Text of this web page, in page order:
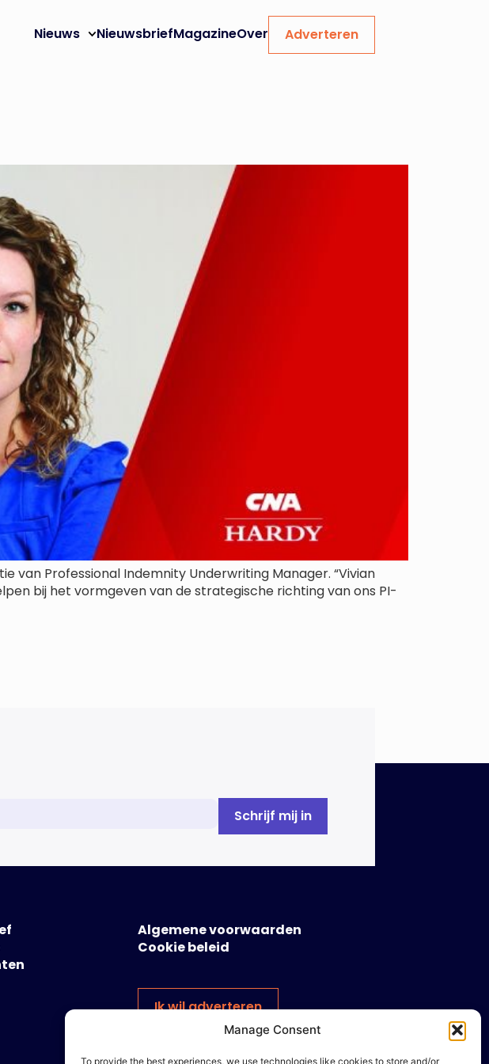
Manage Consent
To provide the best experiences, we use technologies like cookies to store and/or
Nieuws NieuwsbriefMagazineOver Adverteren
van Professional Indemnity Underwriting Manager. “Vivian
bij het vormgeven van de strategische richting van ons PI-
Algemene voorwaarden
Cookie beleid
Ik wil adverteren